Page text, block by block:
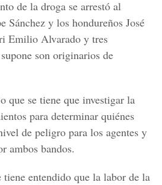
de la droga se arrestó al
Sánchez y los hondureños José
Emilio Alvarado y tres
son originarios de
que se tiene que investigar la
para determinar quiénes
de peligro para los agentes y
ambos bandos.
entendido que la labor de la